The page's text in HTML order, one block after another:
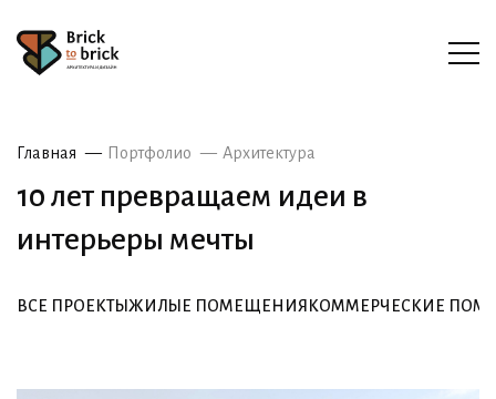
Главная Портфолио Архитектура
10 лет превращаем идеи в
интерьеры мечты
ВСЕ ПРОЕКТЫ ЖИЛЫЕ ПОМЕЩЕНИЯ КОММЕРЧЕСКИЕ